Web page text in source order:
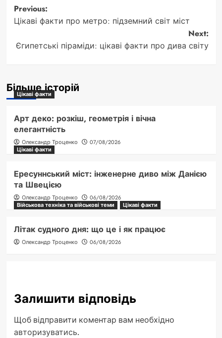
Post
navigation
Previous:
Цікаві факти про метро: підземний світ міст
Next:
Єгипетські піраміди: цікаві факти про дива світу
Більше історій
Цікаві факти
Арт деко: розкіш, геометрія і вічна
елегантність
Олександр Троценко
07/08/2026
Цікаві факти
Ересуннський міст: інженерне диво між Данією
та Швецією
Олександр Троценко
06/08/2026
Військова техніка та військові теми
Цікаві факти
Літак судного дня: що це і як працює
Олександр Троценко 06/08/2026
Залишити відповідь
Щоб відправити коментар вам необхідно
авторизуватись.